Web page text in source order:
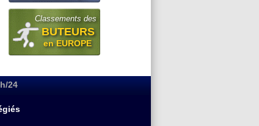
Classements des
BUTEURS
en EUROPE
24